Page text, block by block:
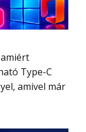
Type-C
amivel már